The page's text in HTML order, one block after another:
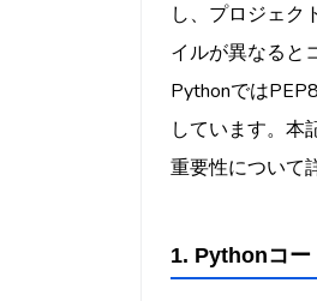
し、プロジェク
イルが異なると
Pythonでは
しています。本
重要性について
1. Pythonコー